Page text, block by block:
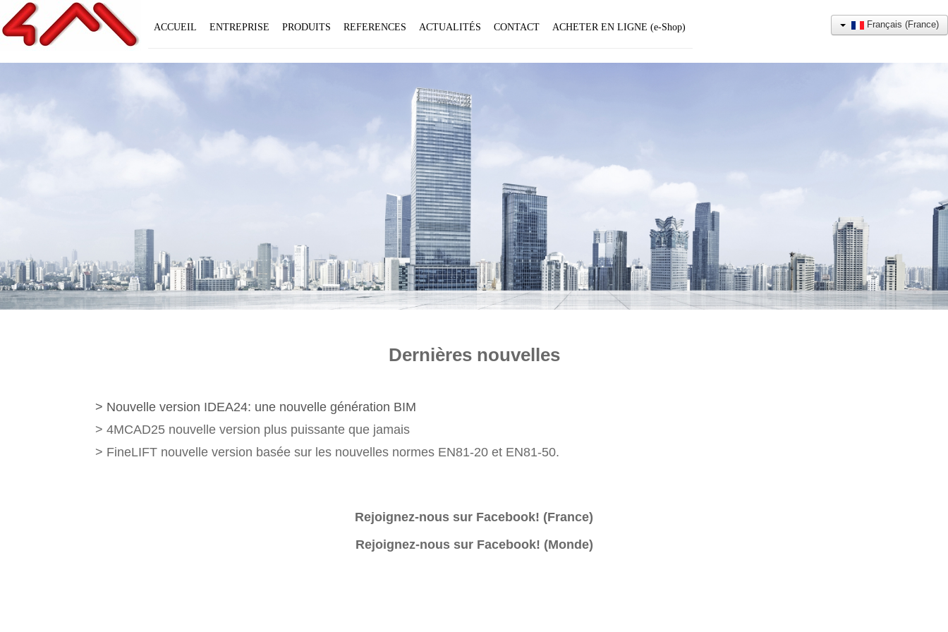
ACCUEIL ENTREPRISE PRODUITS REFERENCES ACTUALITÉS CONTACT ACHETER EN LIGNE (e-Shop) Français (France)
Dernières nouvelles
> Nouvelle version IDEA24: une nouvelle génération BIM
> 4MCAD25 nouvelle version plus puissante que jamais
> FineLIFT nouvelle version basée sur les nouvelles normes EN81-20 et EN81-50.
Rejoignez-nous sur Facebook! (France)
Rejoignez-nous sur Facebook! (Monde)